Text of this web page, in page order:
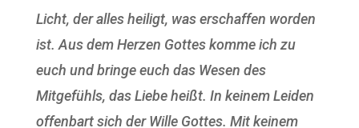
Licht, der alles heiligt, was erschaffen worden
ist. Aus dem Herzen Gottes komme ich zu
euch und bringe euch das Wesen des
Mitgefühls, das Liebe heißt. In keinem Leiden
offenbart sich der Wille Gottes. Mit keinem